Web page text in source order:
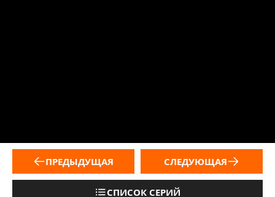
ПРЕДЫДУЩАЯ
СПИСОК СЕРИЙ
СЛЕДУЮЩАЯ